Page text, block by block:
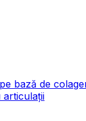
bază de
articulații